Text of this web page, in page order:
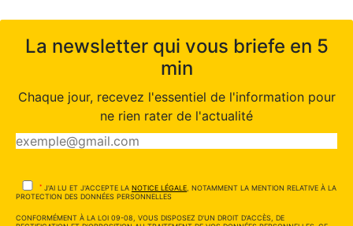
La newsletter qui vous briefe en 5
min
Chaque jour, recevez l'essentiel de l'information pour
ne rien rater de l'actualité
* J'AI LU ET J'ACCEPTE LA NOTICE LÉGALE , NOTAMMENT LA MENTION RELATIVE À LA
PROTECTION DES DONNÉES PERSONNELLES
CONFORMÉMENT À LA LOI 09-08, VOUS DISPOSEZ D'UN DROIT D'ACCÈS, DE